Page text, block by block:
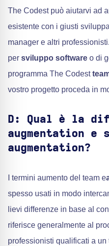
The Codest può aiutarvi ad
esistente con i giusti
manager e altri
per sviluppo software o di
programma The Codest
vostro progetto proceda in
D: Qual è la
augmentation e
augmentation?
I termini aumento del team e
spesso usati in modo
lievi differenze in base al
riferisce generalmente al
professionisti qualificati a un